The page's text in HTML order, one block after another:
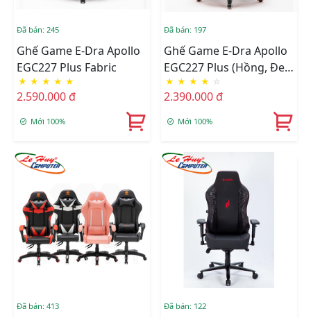
Đã bán: 245
Ghế Game E-Dra Apollo
EGC227 Plus Fabric
★ ★ ★ ★ ★
2.590.000 đ
Mới 100%
Đã bán: 197
Ghế Game E-Dra Apollo
EGC227 Plus (Hồng, Đen
Đỏ, Đen Trắng,Đen)
★ ★ ★ ★ ☆
2.390.000 đ
Mới 100%
Đã bán: 413 Đã bán: 122